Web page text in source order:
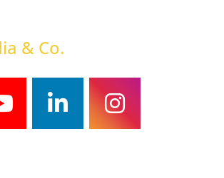
& Co.
youtubelinkedininstagram